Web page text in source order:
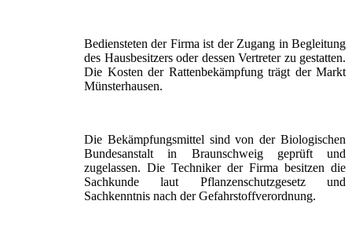
Bediensteten der Firma ist der Zugang in Begleitung
des Hausbesitzers oder dessen Vertreter zu gestatten.
Die Kosten der Rattenbekämpfung trägt der Markt
Münsterhausen.
Die Bekämpfungsmittel sind von der Biologischen
Bundesanstalt in Braunschweig geprüft und
zugelassen. Die Techniker der Firma besitzen die
Sachkunde laut Pflanzenschutzgesetz und
Sachkenntnis nach der Gefahrstoffverordnung.